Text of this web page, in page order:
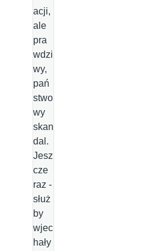
acji,
ale
pra
wdzi
wy,
pań
stwo
wy
skan
dal.
Jesz
cze
raz -
służ
by
wjec
hały